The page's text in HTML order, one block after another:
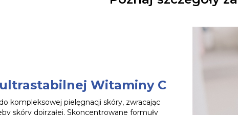
Witaminy C
kompleksowej pielęgnacji skóry, zwracając
skóry dojrzałej. Skoncentrowane formuły